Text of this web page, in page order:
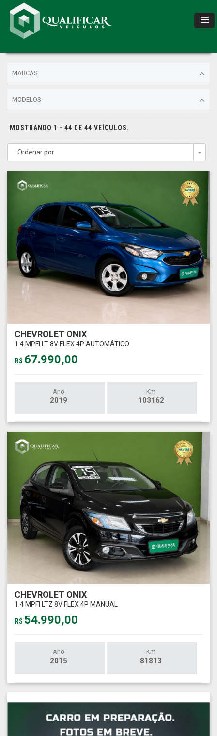
MARCAS
MODELOS
MOSTRANDO 1 - 44 DE 44 VEÍCULOS.
Ordenar por
CHEVROLET ONIX
1.4 MPFI LT 8V FLEX 4P AUTOMÁTICO
R$ 67.990,00
Ano
2019
Km
103162
CHEVROLET ONIX
1.4 MPFI LTZ 8V FLEX 4P MANUAL
R$ 54.990,00
Ano
2015
Km
81813